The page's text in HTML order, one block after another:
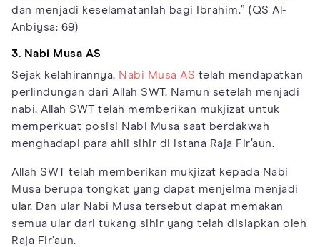
dan menjadi keselamatanlah bagi Ibrahim.” (QS Al-
Anbiysa: 69)
3. Nabi Musa AS
Sejak kelahirannya, Nabi Musa AS telah mendapatkan
perlindungan dari Allah SWT. Namun setelah menjadi
nabi, Allah SWT telah memberikan mukjizat untuk
memperkuat posisi Nabi Musa saat berdakwah
menghadapi para ahli sihir di istana Raja Fir’aun.
Allah SWT telah memberikan mukjizat kepada Nabi
Musa berupa tongkat yang dapat menjelma menjadi
ular. Dan ular Nabi Musa tersebut dapat memakan
semua ular dari tukang sihir yang telah disiapkan oleh
Raja Fir’aun.